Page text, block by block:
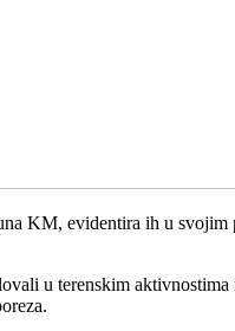
KM, evidentira ih u
u terenskim aktivnostima